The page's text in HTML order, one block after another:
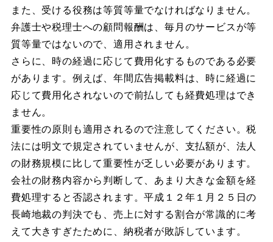
また、受ける役務は等質等量でなければなりません。
弁護士や税理士への顧問報酬は、毎月のサービスが等
質等量ではないので、適用されません。
さらに、時の経過に応じて費用化するものである必要
があります。例えば、年間広告掲載料は、時に経過に
応じて費用化されないので前払しても経費処理はでき
ません。
重要性の原則も適用されるので注意してください。税
法には明文で規定されていませんが、支払額が、法人
の財務規模に比して重要性が乏しい必要があります。
会社の財務内容から判断して、あまり大きな金額を経
費処理すると否認されます。平成１２年１月２５日の
長崎地裁の判決でも、売上に対する割合が常識的に考
えて大きすぎたために、納税者が敗訴しています。